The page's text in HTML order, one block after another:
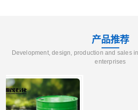
产品推荐
Development, design, production and sales
enterprises